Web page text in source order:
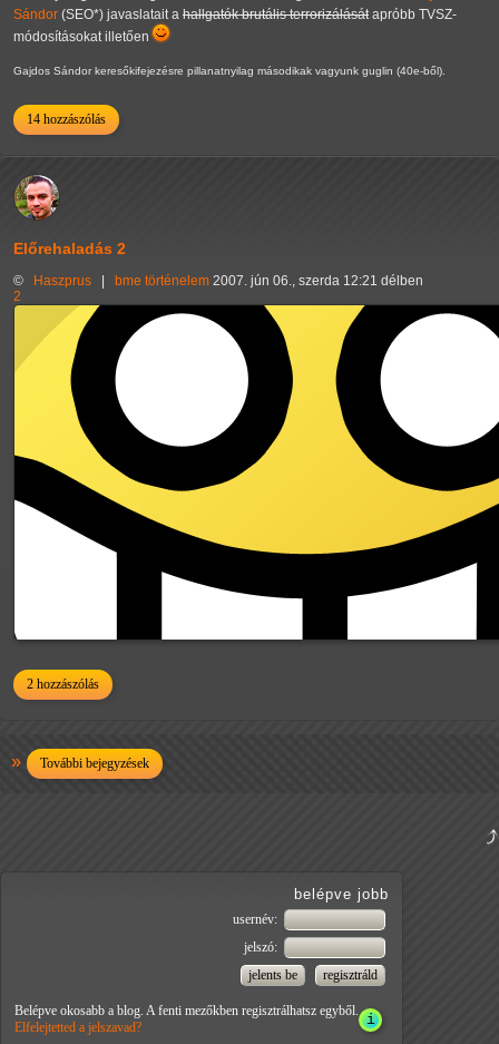
Sándor (SEO*) javaslatait a hallgatók brutális terrorizálásátapróbb TVSZ-
módosításokat illetően
Gajdos Sándor keresőkifejezésre pillanatnyilag másodikak vagyunk guglin (40e-ből).
14 hozzászólás
Előrehaladás 2
© Haszprus bme történelem 2007. jún 06., szerda 12:21 délben
2
2 hozzászólás
További bejegyzések
belépve jobb
usernév:
jelszó:
Belépve okosabb a blog. A fenti mezőkben regisztrálhatsz egyből.
Elfelejtetted a jelszavad?